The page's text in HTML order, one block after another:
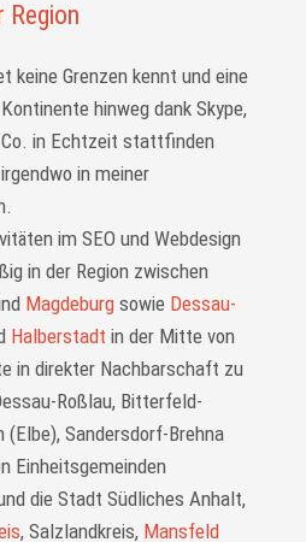
Region
keine Grenzen kennt und eine
hinweg dank Skype,
Co. in Echtzeit statt­finden
in meiner
im SEO und Webdesign
in der Region zwischen
Magdeburgsowie Dessau-
Halberstadt in der Mitte von
in direkter Nachbarschaft zu
Roßlau, Bitterfeld-
(Elbe), Sandersdorf-Brehna
Einheitsgemeinden
die Stadt Südliches Anhalt,
, Salzlandkreis, Mansfeld